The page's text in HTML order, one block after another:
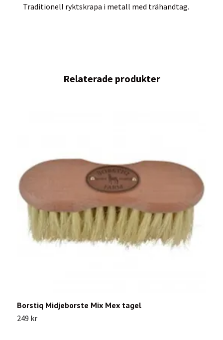
Traditionell ryktskrapa i metall med trähandtag.
Borstiq Midjeborste Mix Mex tagel
249 kr